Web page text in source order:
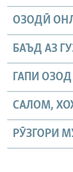
ОЗОДӢ
БАЪД АЗ
ГАПИ ОЗОД
САЛОМ,
РӮЗГОРИ